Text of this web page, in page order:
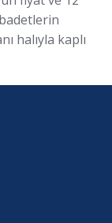
halıyla kaplı